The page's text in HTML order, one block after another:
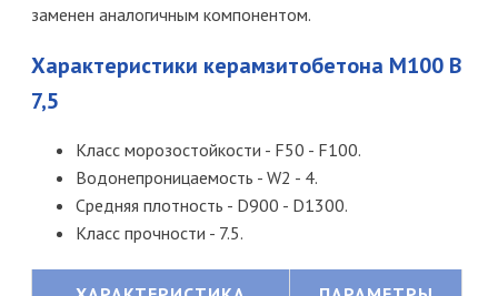
заменен аналогичным компонентом.
Характеристики керамзитобетона М100 В
7,5
Класс морозостойкости - F50 - F100.
Водонепроницаемость - W2 - 4.
Средняя плотность - D900 - D1300.
Класс прочности - 7.5.